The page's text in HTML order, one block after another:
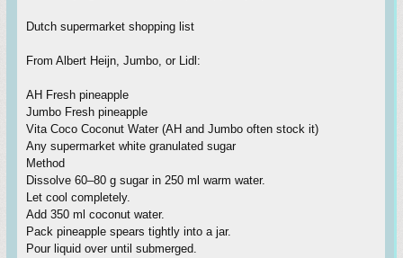
Dutch supermarket shopping list
From Albert Heijn, Jumbo, or Lidl:
AH Fresh pineapple
Jumbo Fresh pineapple
Vita Coco Coconut Water (AH and Jumbo often stock it)
Any supermarket white granulated sugar
Method
Dissolve 60–80 g sugar in 250 ml warm water.
Let cool completely.
Add 350 ml coconut water.
Pack pineapple spears tightly into a jar.
Pour liquid over until submerged.